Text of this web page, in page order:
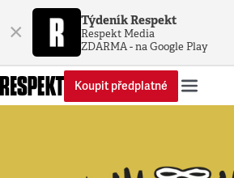
× Týdeník Respekt
Respekt Media
ZDARMA - na Google Play
Koupit předplatné